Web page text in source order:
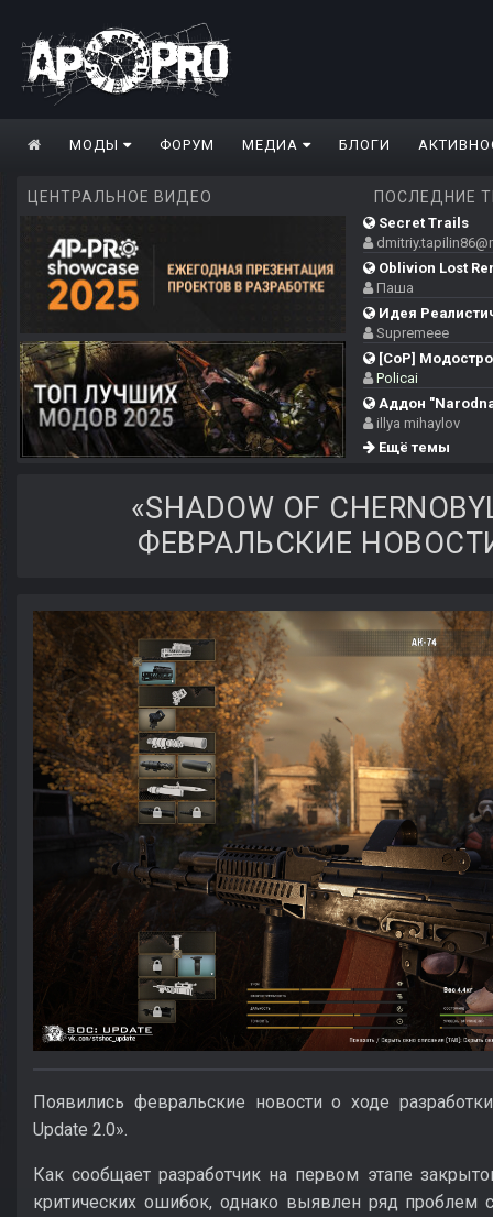
МОДЫ ФОРУМ МЕДИА БЛОГИ
ЦЕНТРАЛЬНОЕ ВИДЕО ПОСЛЕДНИЕ
Secret Trails
Oblivion Lost
Паша
Идея
Supremeee
[CoP]
Policai
Аддон
illya mihaylov
Ещё темы
«SHADOW OF
ФЕВРАЛЬСКИЕ
Появились февральские новости о ходе
Update 2.0».
Как сообщает разработчик на первом этапе
критических ошибок, однако выявлен ряд проблем